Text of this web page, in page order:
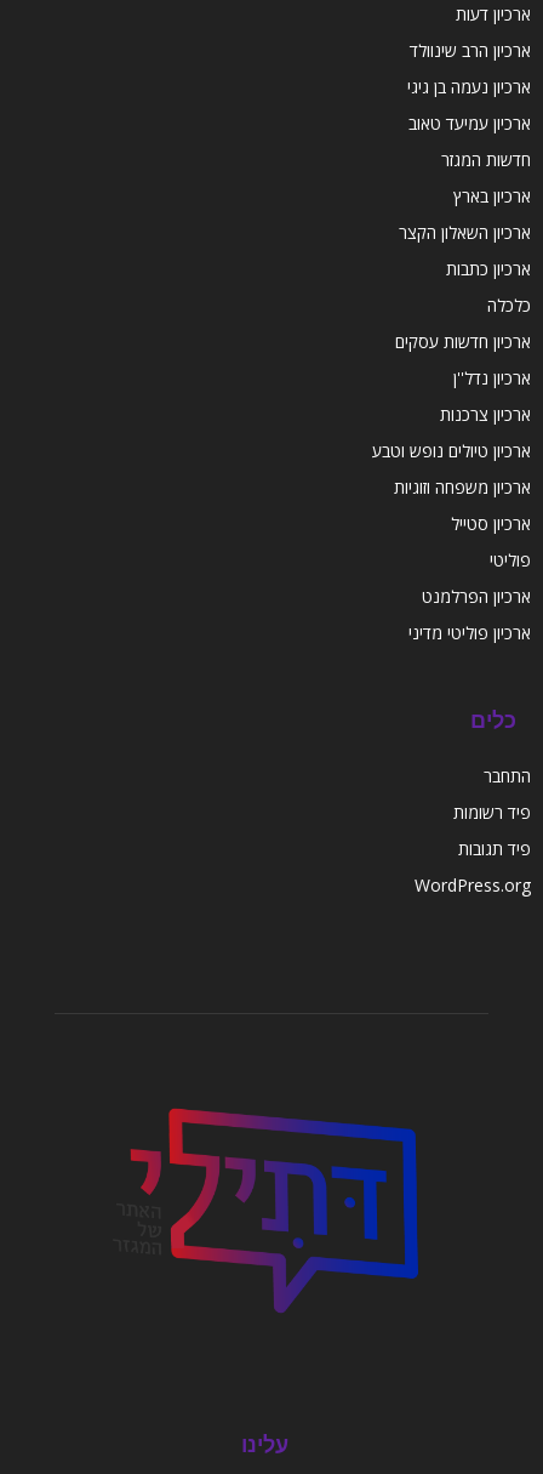
ארכיון דעות
ארכיון הרב שינוולד
ארכיון נעמה בן גיגי
ארכיון עמיעד טאוב
חדשות המגזר
ארכיון בארץ
ארכיון השאלון הקצר
ארכיון כתבות
כלכלה
ארכיון חדשות עסקים
ארכיון נדל''ן
ארכיון צרכנות
ארכיון טיולים נופש וטבע
ארכיון משפחה וזוגיות
ארכיון סטייל
פוליטי
ארכיון הפרלמנט
ארכיון פוליטי מדיני
כלים
התחבר
פיד רשומות
פיד תגובות
WordPress.org
עלינו